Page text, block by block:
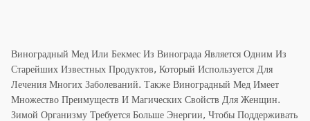
Виноградный Мед Или Бекмес Из Винограда Является Одним Из
Старейших Известных Продуктов, Который Используется Для
Лечения Многих Заболеваний. Также Виноградный Мед Имеет
Множество Преимуществ И Магических Свойств Для Женщин.
Зимой Организму Требуется Больше Энергии, Чтобы Поддерживать